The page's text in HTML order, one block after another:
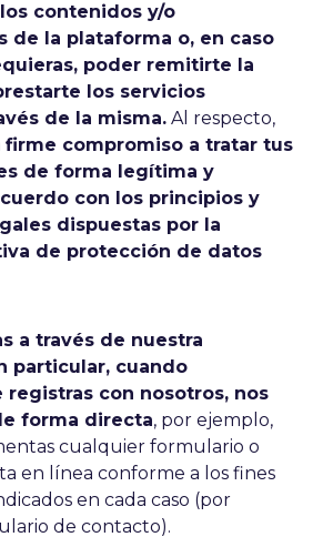
contenidos y/o
de la plataforma o, en caso
poder remitirte la
los servicios
de la misma. Al respecto,
firme compromiso a tratar tus
de forma legítima y
con los principios y
dispuestas por la
de protección de datos
a través de nuestra
particular, cuando
registras con nosotros, nos
forma directa, por ejemplo,
cualquier formulario o
en línea conforme a los fines
en cada caso (por
de contacto).